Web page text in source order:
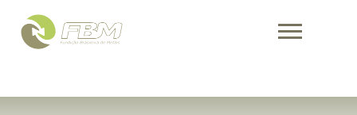
Warning : Undefined variable $activePage in
/home/fbmind/public_html/portfolio.php